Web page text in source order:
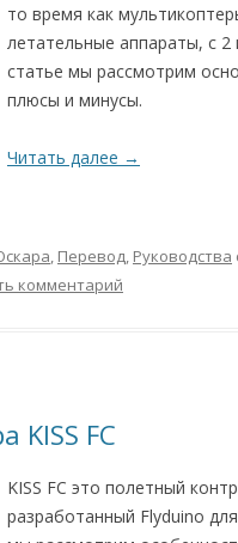
то время как
летательные аппараты, с
статье мы рассмотрим
плюсы и минусы.
Читать далее →
, Перевод, Руководства
комментарий
KISS FC
KISS FC это полетный
разработанный Flyduino